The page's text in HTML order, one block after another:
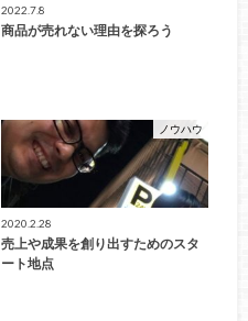
2022.7.8
商品が売れない理由を探ろう
ノウハウ
2020.2.28
売上や成果を創り出すためのスタ
ート地点